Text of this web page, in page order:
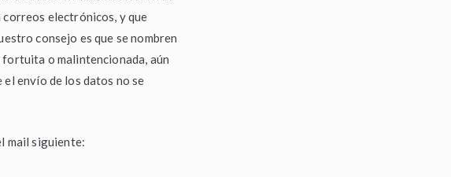
correos electrónicos, y que
consejo es que se nombren
o malintencionada, aún
envío de los datos no se
mail siguiente: